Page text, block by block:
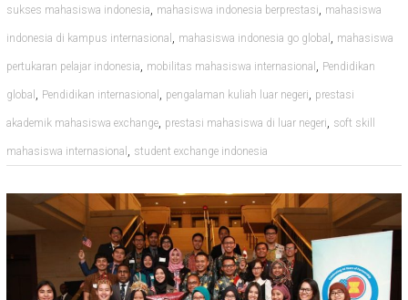
sukses mahasiswa indonesia, mahasiswa indonesia berprestasi, mahasiswa
indonesia di kampus internasional , mahasiswa indonesia go global , mahasiswa
pertukaran pelajar indonesia, mobilitas mahasiswa internasional , Pendidikan
global , Pendidikan internasional , pengalaman kuliah luar negeri, prestasi
akademik mahasiswa exchange, prestasi mahasiswa di luar negeri, soft skill
mahasiswa internasional , student exchange indonesia